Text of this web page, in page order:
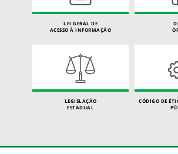
LEI GERAL DE
ACESSO À INFORMAÇÃO
LEGISLAÇÃO
ESTADUAL
CÓDIGO DE